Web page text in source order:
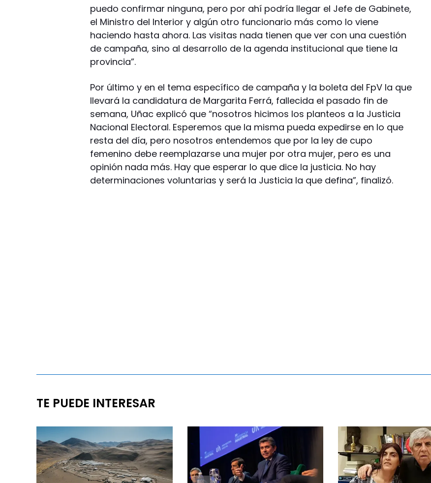
puedo confirmar ninguna, pero por ahí podría llegar el Jefe de Gabinete,
el Ministro del Interior y algún otro funcionario más como lo viene
haciendo hasta ahora. Las visitas nada tienen que ver con una cuestión
de campaña, sino al desarrollo de la agenda institucional que tiene la
provincia”.
Por último y en el tema específico de campaña y la boleta del FpV la que
llevará la candidatura de Margarita Ferrá, fallecida el pasado fin de
semana, Uñac explicó que “nosotros hicimos los planteos a la Justicia
Nacional Electoral. Esperemos que la misma pueda expedirse en lo que
resta del día, pero nosotros entendemos que por la ley de cupo
femenino debe reemplazarse una mujer por otra mujer, pero es una
opinión nada más. Hay que esperar lo que dice la justicia. No hay
determinaciones voluntarias y será la Justicia la que defina”, finalizó.
TE PUEDE INTERESAR